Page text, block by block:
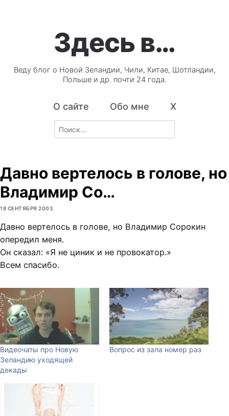
Здесь в…
Веду блог о Новой Зеландии, Чили, Китае, Шотландии,
Польше и др. почти 24 года.
О сайте Обо мне X
Search
for:
Давно вертелось в голове, но
Владимир Со…
18 СЕНТЯБРЯ 2003
Давно вертелось в голове, но Владимир Сорокин
опередил меня.
Он сказал: «Я не циник и не провокатор.»
Всем спасибо.
Видеочаты про Новую
Зеландию уходящей
декады
Вопрос из зала номер раз